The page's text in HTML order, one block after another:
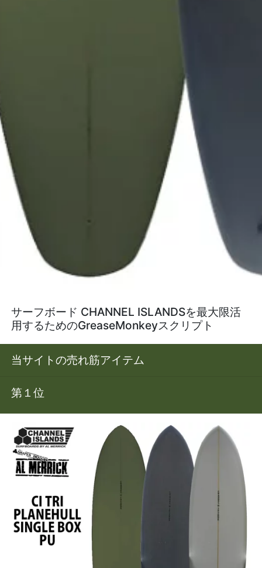
サーフボード CHANNEL ISLANDSを最大限活
用するためのGreaseMonkeyスクリプト
当サイトの売れ筋アイテム
第１位